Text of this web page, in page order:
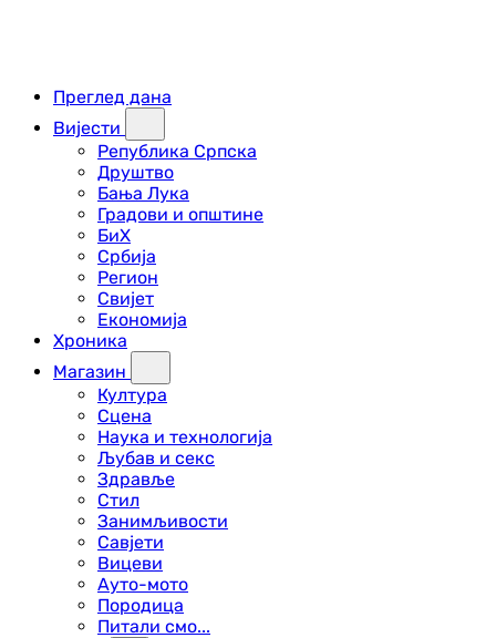
Преглед дана
Вијести
Република Српска
Друштво
Бања Лука
Градови и општине
БиХ
Србија
Регион
Свијет
Економија
Хроника
Магазин
Култура
Сцена
Наука и технологија
Љубав и секс
Здравље
Стил
Занимљивости
Савјети
Вицеви
Ауто-мото
Породица
Питали смо...